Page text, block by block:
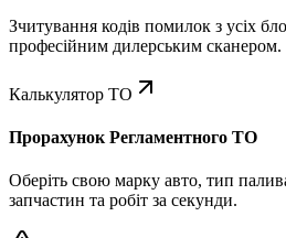
Зчитування кодів помилок з усіх
професійним дилерським сканером.
Калькулятор ТО
Прорахунок Регламентного ТО
Оберіть свою марку авто, тип
запчастин та робіт за секунди.